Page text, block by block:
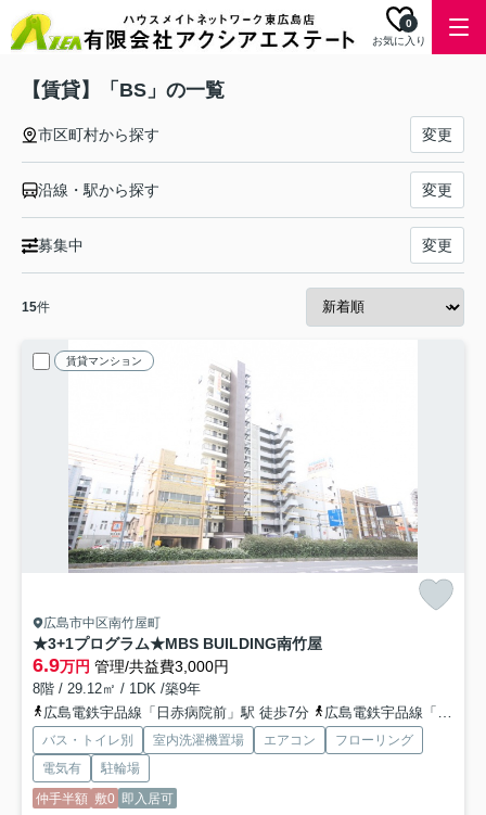
お気に入り
0
【賃貸】「BS」の一覧
市区町村から探す 変更
沿線・駅から探す 変更
募集中 変更
15件
賃貸マンション
広島市中区南竹屋町
★3+1プログラム★MBS BUILDING南竹屋
6.9万円 管理/共益費3,000円
8階 / 29.12㎡ / 1DK /築9年
広島電鉄宇品線「日赤病院前」駅 徒歩7分
広島電鉄宇品線「広電本社前」駅 徒歩8分
バス・トイレ別 室内洗濯機置場 エアコン
フローリング
電気有
駐輪場
仲手半額 敷0 即入居可